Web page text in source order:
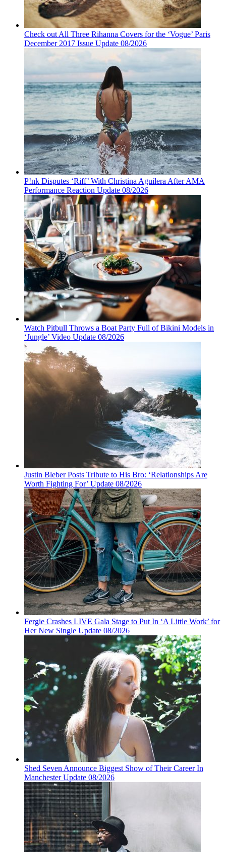
Check out All Three Rihanna Covers for the ‘Vogue’ Paris
December 2017 Issue Update 08/2026
P!nk Disputes ‘Riff’ With Christina Aguilera After AMA
Performance Reaction Update 08/2026
Watch Pitbull Throws a Boat Party Full of Bikini Models in
‘Jungle’ Video Update 08/2026
Justin Bleber Posts Tribute to His Bro: ‘Relationships Are
Worth Fighting For’ Update 08/2026
Fergie Crashes LIVE Gala Stage to Put In ‘A Little Work’ for
Her New Single Update 08/2026
Shed Seven Announce Biggest Show of Their Career In
Manchester Update 08/2026